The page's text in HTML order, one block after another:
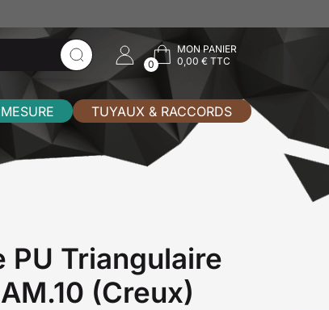
0
MON PANIER
0,00 € TTC
TUYAUX & RACCORDS
PU Triangulaire
(Creux)